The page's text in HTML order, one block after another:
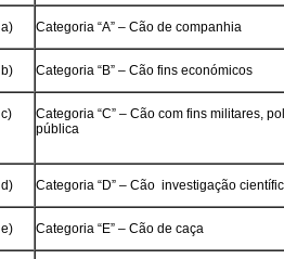
a) Categoria “A” – Cão de companhia
b) Categoria “B” – Cão fins económicos
c)
Categoria “C” – Cão com fins militares,
pública
d) Categoria “D” – Cão investigação
e) Categoria “E” – Cão de caça